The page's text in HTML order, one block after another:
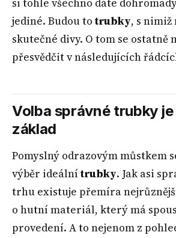
si tohle všechno dáte
jediné. Budou totrubky, s nimiž
skutečné divy. O tom se ostatně
přesvědčit v následujících
Volba správné trubky
základ
Pomyslný odrazovým můstkem
výběr ideálnítrubky. Jak asi
trhu existuje přemíra
o hutní materiál, který má
provedení. A to nejenom z